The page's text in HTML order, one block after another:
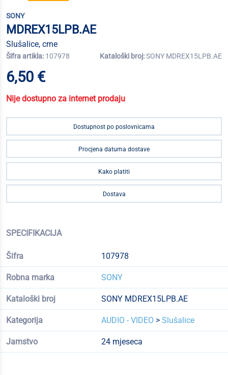
SONY
MDREX15LPB.AE
Slušalice, crne
Šifra artikla: 107978 Kataloški broj:SONY MDREX15LPB.AE
6,50 €
Nije dostupno za internet prodaju
Dostupnost po poslovnicama
Procjena datuma dostave
Kako platiti
Dostava
SPECIFIKACIJA
Šifra 107978
Robna marka SONY
Kataloški broj SONY MDREX15LPB.AE
Kategorija AUDIO - VIDEO > Slušalice
Jamstvo 24 mjeseca